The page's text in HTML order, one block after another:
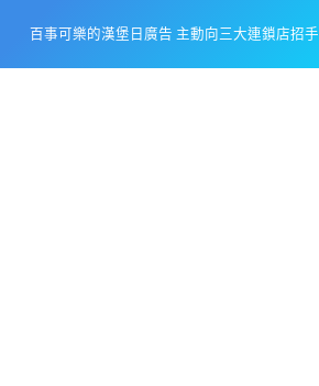
content
百事可樂的漢堡日廣告 主動向三大連鎖店招手